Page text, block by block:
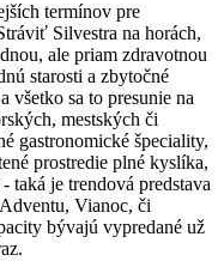
termínov pre
Silvestra na horách,
ale priam zdravotnou
starosti a zbytočné
všetko sa to presunie na
mestských či
gastronomické špeciality,
prostredie plné kyslíka,
taká je trendová predstava
Vianoc, či
bývajú vypredané už